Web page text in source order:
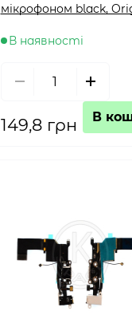
мікрофоном black,
В наявності
149,8 грн В